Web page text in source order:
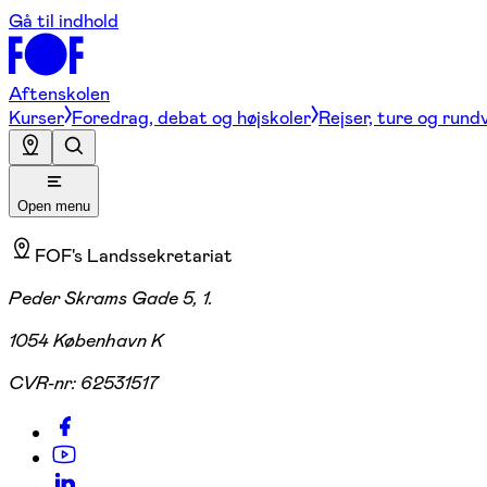
Gå til indhold
Aftenskolen
Kurser Foredrag, debat og højskoler Rejser, ture og
Open menu
FOF's Landssekretariat
Peder Skrams Gade 5, 1.
1054 København K
CVR-nr: 62531517